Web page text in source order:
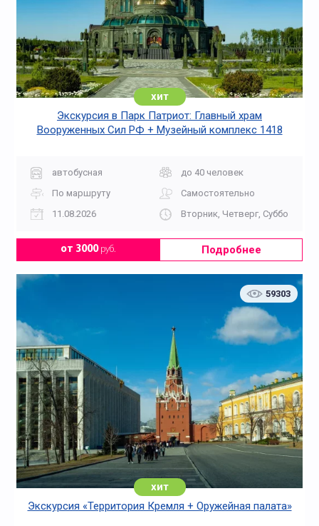
хит
Экскурсия в Парк Патриот: Главный храм
Вооруженных Сил РФ + Музейный комплекс 1418
автобусная
до 40 человек
По маршруту
Самостоятельно
11.08.2026
Вторник, Четверг, Суббота,
от 3000руб. Подробнее
59303
хит
Экскурсия «Территория Кремля + Оружейная палата»